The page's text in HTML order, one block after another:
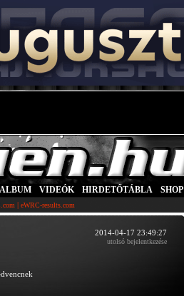
VIDEÓK HIRDETŐTÁBLA SHOP
| eWRC-results.com
2014-04-17 23:49:27
utolsó bejelentkezése